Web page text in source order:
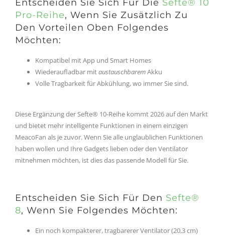
Entscheiden Sie Sich Für Die Sefte® 10
Pro-Reihe, Wenn Sie Zusätzlich Zu
Den Vorteilen Oben Folgendes
Möchten:
Kompatibel mit App und Smart Homes
Wiederaufladbar mitaustauschbaremAkku
Volle Tragbarkeit für Abkühlung, wo immer Sie sind.
Diese Ergänzung der Sefte® 10-Reihe kommt 2026 auf den Markt
und bietet mehr intelligente Funktionen in einem einzigen
MeacoFan als je zuvor. Wenn Sie alle unglaublichen Funktionen
haben wollen und Ihre Gadgets lieben oder den Ventilator
mitnehmen möchten, ist dies das passende Modell für Sie.
Entscheiden Sie Sich Für Den Sefte®
8, Wenn Sie Folgendes Möchten:
Ein noch kompakterer, tragbarerer Ventilator (20,3 cm)